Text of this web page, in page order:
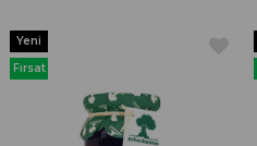
Yeni
Ürün
Fırsat